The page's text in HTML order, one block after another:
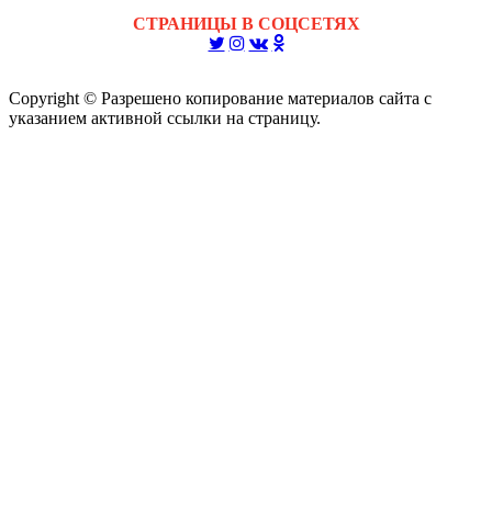
СТРАНИЦЫ В СОЦСЕТЯХ
Copyright © Разрешено копирование материалов сайта с
указанием активной ссылки на страницу.